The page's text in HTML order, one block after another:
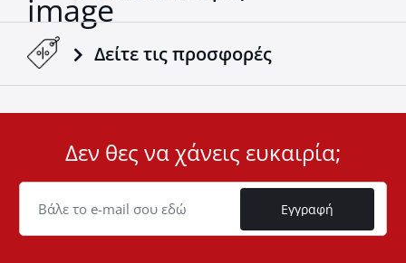
Δείτε τις προσφορές
ID
Cookie
Δεν θες να χάνεις ευκαιρία;
Εγγραφή